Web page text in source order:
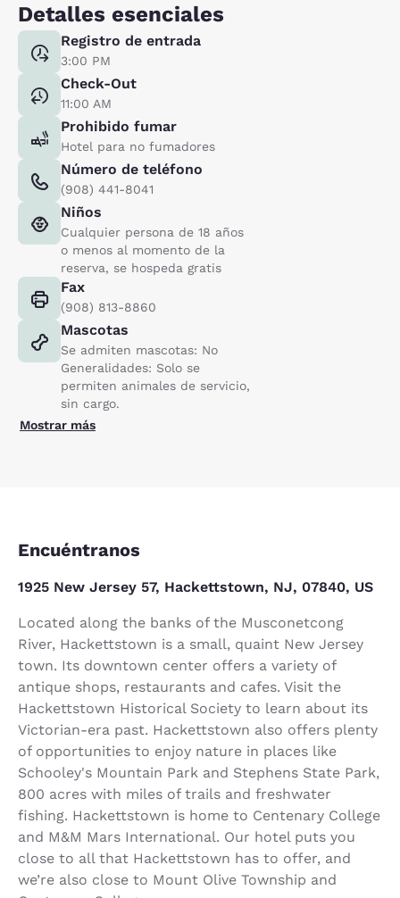
Detalles esenciales
Registro de entrada
3:00 PM
Check-Out
11:00 AM
Prohibido fumar
Hotel para no fumadores
Número de teléfono
(908) 441-8041
Niños
Cualquier persona de 18 años
o menos al momento de la
reserva, se hospeda gratis
Fax
(908) 813-8860
Mascotas
Se admiten mascotas: No
Generalidades: Solo se
permiten animales de servicio,
sin cargo.
Mostrar más
Encuéntranos
1925 New Jersey 57, Hackettstown, NJ, 07840, US
Located along the banks of the Musconetcong
River, Hackettstown is a small, quaint New Jersey
town. Its downtown center offers a variety of
antique shops, restaurants and cafes. Visit the
Hackettstown Historical Society to learn about its
Victorian-era past. Hackettstown also offers plenty
of opportunities to enjoy nature in places like
Schooley's Mountain Park and Stephens State Park,
800 acres with miles of trails and freshwater
fishing. Hackettstown is home to Centenary College
and M&M Mars International. Our hotel puts you
close to all that Hackettstown has to offer, and
we’re also close to Mount Olive Township and